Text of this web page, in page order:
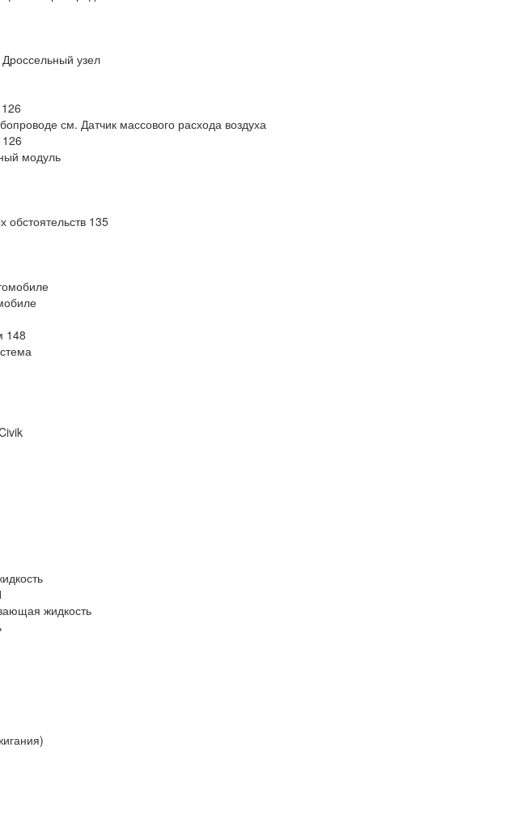
узел
см. Датчик массового расхода воздуха
модуль
обстоятельств 135
148
жидкость